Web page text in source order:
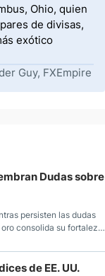
Ohio, quien
de divisas,
exótico
Guy, FXEmpire
Dudas sobre
persisten las dudas
consolida su fortaleza
desde Estados
de EE. UU.